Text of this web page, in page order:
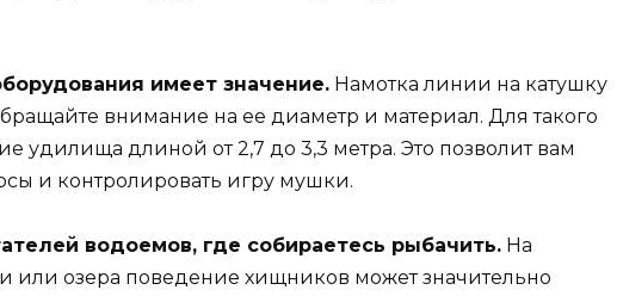
имеет значение. Намотка линии на катушку
внимание на ее диаметр и материал. Для такого
удилища длиной от 2,7 до 3,3 метра. Это позволит вам
и контролировать игру мушки.
водоемов, где собираетесь рыбачить. На
или озера поведение хищников может значительно